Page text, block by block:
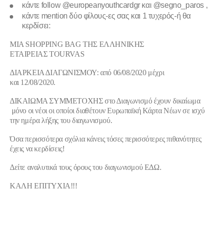
κάντε follow @europeanyouthcardgrκαι @segno_paros ,
κάντε mention δύο φίλους-ες σας και 1 τυχερός-ή θα
κερδίσει:
ΜΙΑ SHOPPING BAGΤΗΣ ΕΛΛΗΝΙΚΗΣ
ΕΤΑΙΡΕΙΑΣTOURVAS
ΔΙΑΡΚΕΙΑ ΔΙΑΓΩΝΙΣΜΟΥ: από 06/08/2020 μέχρι
και 12/08/2020.
ΔΙΚΑΙΩΜΑ ΣΥΜΜΕΤΟΧΗΣστο Διαγωνισμό έχουν δικαίωμα
μόνο οι νέοι οι οποίοι διαθέτουν Ευρωπαϊκή Κάρτα Νέων σε ισχύ
την ημέρα λήξης του διαγωνισμού.
Όσα περισσότερα σχόλια κάνεις τόσες περισσότερες πιθανότητες
έχεις να κερδίσεις!
Δείτε αναλυτικά τους όρους του διαγωνισμούΕΔΩ.
ΚΑΛΗ ΕΠΙΤΥΧΙΑ!!!